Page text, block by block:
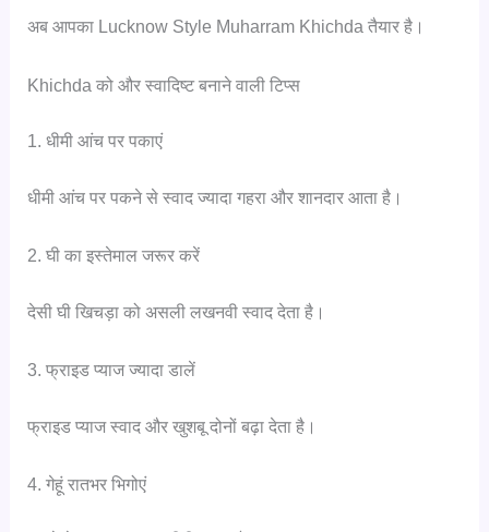
अब आपका Lucknow Style Muharram Khichda तैयार है।
Khichda को और स्वादिष्ट बनाने वाली टिप्स
1. धीमी आंच पर पकाएं
धीमी आंच पर पकने से स्वाद ज्यादा गहरा और शानदार आता है।
2. घी का इस्तेमाल जरूर करें
देसी घी खिचड़ा को असली लखनवी स्वाद देता है।
3. फ्राइड प्याज ज्यादा डालें
फ्राइड प्याज स्वाद और खुशबू दोनों बढ़ा देता है।
4. गेहूं रातभर भिगोएं